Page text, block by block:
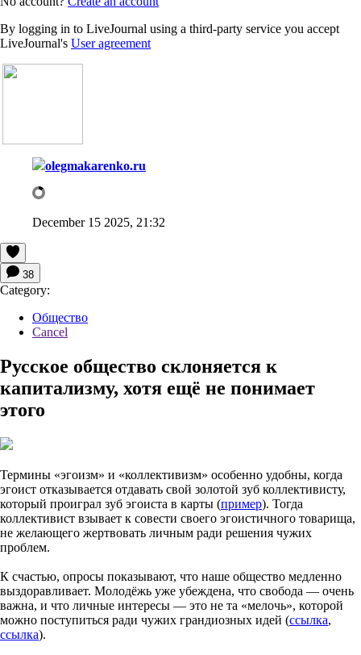
By logging in to LiveJournal using a third-party service you accept
LiveJournal's User agreement
olegmakarenko.ru
December 15 2025, 21:32
38
Category:
Общество
Cancel
Русское общество склоняется к
капитализму, хотя ещё не понимает
этого
Термины «эгоизм» и «коллективизм» особенно удобны, когда
эгоист отказывается отдавать свой золотой зуб коллективисту,
который проиграл зуб эгоиста в карты (пример). Тогда
коллективист взывает к совести своего эгоистичного товарища,
не желающего жертвовать личным ради решения чужих
проблем.
К счастью, опросы показывают, что наше общество медленно
выздоравливает. Молодёжь уже убеждена, что свобода — очень
важна, и что личные интересы — это не та «мелочь», которой
можно поступиться ради чужих грандиозных идей (ссылка,
ссылка).